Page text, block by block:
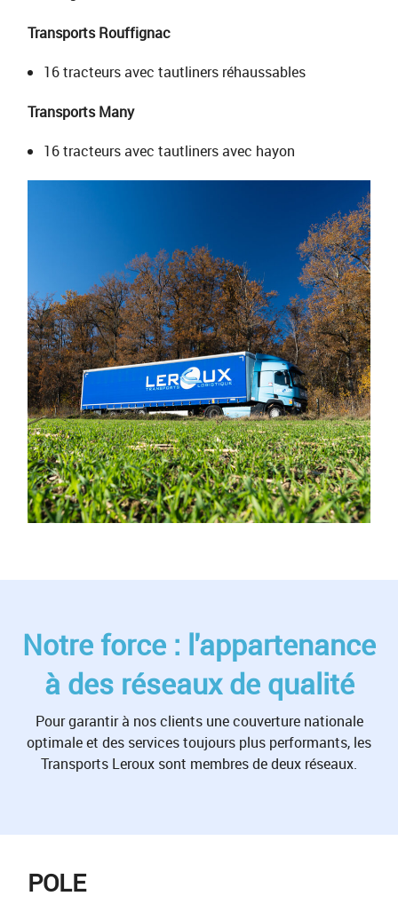
Transports Rouffignac
16 tracteurs avec tautliners réhaussables
Transports Many
16 tracteurs avec tautliners avec hayon
Notre force : l'appartenance
à des réseaux de qualité
Pour garantir à nos clients une couverture nationale
optimale et des services toujours plus performants, les
Transports Leroux sont membres de deux réseaux.
POLE